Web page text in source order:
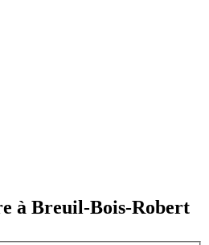
à Breuil-Bois-Robert